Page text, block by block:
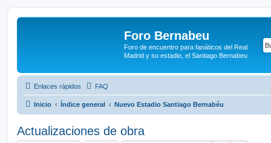
Foro Bernabeu
Foro de encuentro para fanáticos del Real
Madrid y su estadio, el Santiago Bernabeu
Enlaces rápidos FAQ
Inicio Índice general Nuevo Estadio Santiago Bernabéu
Actualizaciones de obra